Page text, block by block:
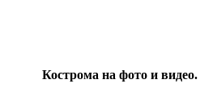
Кострома на фото и видео.